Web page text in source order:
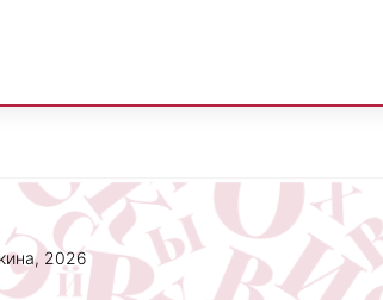
2026